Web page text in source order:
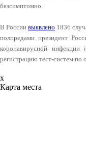
безсимптомно.
В Россиивыявлено 1836
полпредами президент
коронавирусной
регистрацию тест-систем по
x
Карта места